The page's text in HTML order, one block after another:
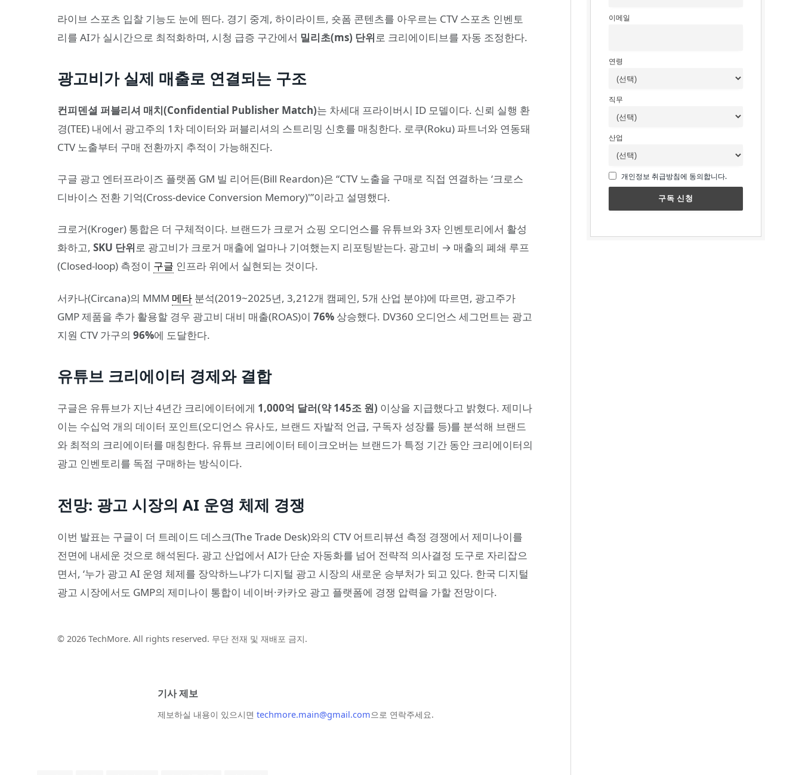
라이브 스포츠 입찰 기능도 눈에 띈다. 경기 중계, 하이라이트, 숏폼 콘텐츠를 아우르는 CTV 스포츠 인벤토
리를 AI가 실시간으로 최적화하며, 시청 급증 구간에서 밀리초(ms) 단위로 크리에이티브를 자동 조정한다.
광고비가 실제 매출로 연결되는 구조
컨피덴셜 퍼블리셔 매치(Confidential Publisher Match)는 차세대 프라이버시 ID 모델이다. 신뢰 실행 환
경(TEE) 내에서 광고주의 1차 데이터와 퍼블리셔의 스트리밍 신호를 매칭한다. 로쿠(Roku) 파트너와 연동돼
CTV 노출부터 구매 전환까지 추적이 가능해진다.
구글 광고 엔터프라이즈 플랫폼 GM 빌 리어든(Bill Reardon)은 “CTV 노출을 구매로 직접 연결하는 ‘크로스
디바이스 전환 기억(Cross-device Conversion Memory)'”이라고 설명했다.
크로거(Kroger) 통합은 더 구체적이다. 브랜드가 크로거 쇼핑 오디언스를 유튜브와 3자 인벤토리에서 활성
화하고,SKU 단위로 광고비가 크로거 매출에 얼마나 기여했는지 리포팅받는다. 광고비 → 매출의 폐쇄 루프
(Closed-loop) 측정이 구글 인프라 위에서 실현되는 것이다.
서카나(Circana)의 MMM 메타 분석(2019~2025년, 3,212개 캠페인, 5개 산업 분야)에 따르면, 광고주가
GMP 제품을 추가 활용할 경우 광고비 대비 매출(ROAS)이76% 상승했다. DV360 오디언스 세그먼트는 광고
지원 CTV 가구의96%에 도달한다.
유튜브 크리에이터 경제와 결합
구글은 유튜브가 지난 4년간 크리에이터에게 1,000억 달러(약 145조 원) 이상을 지급했다고 밝혔다. 제미나
이는 수십억 개의 데이터 포인트(오디언스 유사도, 브랜드 자발적 언급, 구독자 성장률 등)를 분석해 브랜드
와 최적의 크리에이터를 매칭한다. 유튜브 크리에이터 테이크오버는 브랜드가 특정 기간 동안 크리에이터의
광고 인벤토리를 독점 구매하는 방식이다.
전망: 광고 시장의 AI 운영 체제 경쟁
이번 발표는 구글이 더 트레이드 데스크(The Trade Desk)와의 CTV 어트리뷰션 측정 경쟁에서 제미나이를
전면에 내세운 것으로 해석된다. 광고 산업에서 AI가 단순 자동화를 넘어 전략적 의사결정 도구로 자리잡으
면서, ‘누가 광고 AI 운영 체제를 장악하느냐’가 디지털 광고 시장의 새로운 승부처가 되고 있다. 한국 디지털
광고 시장에서도 GMP의 제미나이 통합이 네이버·카카오 광고 플랫폼에 경쟁 압력을 가할 전망이다.
© 2026 TechMore. All rights reserved. 무단 전재 및 재배포 금지.
기사 제보
제보하실 내용이 있으시면 techmore.main@gmail.com으로 연락주세요.
이메일
연령
직무
산업
개인정보 취급방침에 동의합니다.